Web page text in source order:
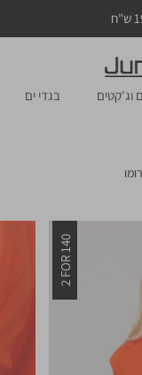
וג'קטים בגדי ים
2 FOR 140